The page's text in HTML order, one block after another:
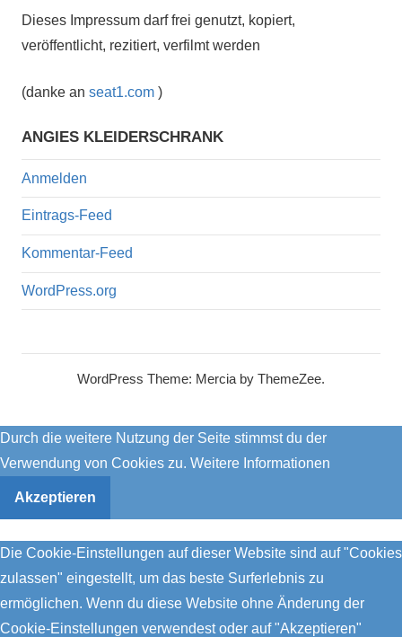
Dieses Impressum darf frei genutzt, kopiert,
veröffentlicht, rezitiert, verfilmt werden
(danke an seat1.com )
ANGIES KLEIDERSCHRANK
Anmelden
Eintrags-Feed
Kommentar-Feed
WordPress.org
WordPress Theme: Mercia by ThemeZee.
Durch die weitere Nutzung der Seite stimmst du der
Verwendung von Cookies zu. Weitere Informationen
Akzeptieren
Die Cookie-Einstellungen auf dieser Website sind auf "Cookies
zulassen" eingestellt, um das beste Surferlebnis zu
ermöglichen. Wenn du diese Website ohne Änderung der
Cookie-Einstellungen verwendest oder auf "Akzeptieren"